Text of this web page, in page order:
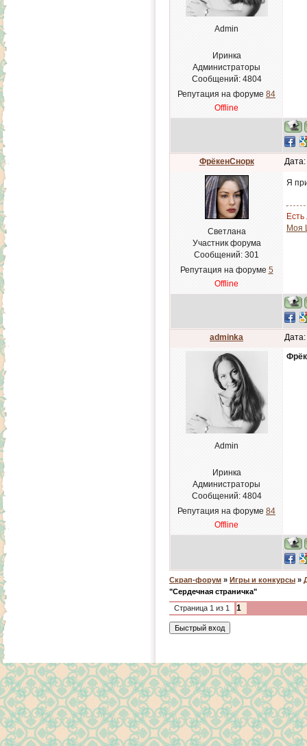
Admin
Иринка
Администраторы
Сообщений: 4804
Репутация на форуме 84
Offline
ФрёкенСнорк
Светлана
Участник форума
Сообщений: 301
Репутация на форуме 5
Offline
Я
Моя
adminka
Admin
Иринка
Администраторы
Сообщений: 4804
Репутация на форуме 84
Offline
Скрап-форум » Игры и конкурсы »
"Сердечная страничка"
Страница 1 из 1 1